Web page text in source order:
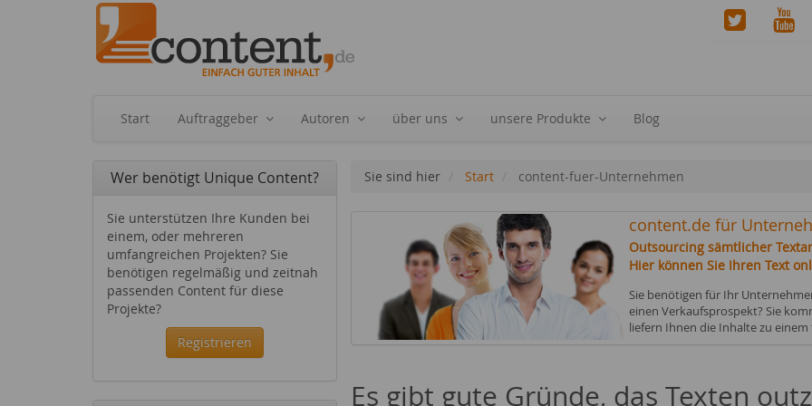
Start Auftraggeber Autoren über uns unsere Produkte Blog
Wer benötigt Unique Content?
Sie unterstützen Ihre Kunden bei
einem, oder mehreren
umfangreichen Projekten? Sie
benötigen regelmäßig und zeitnah
passenden Content für diese
Projekte?
Registrieren
Sie sind hier Start content-fuer-Unternehmen
content.de für
Outsourcing sämtlicher
Hier können Sie Ihren Text
Sie benötigen für Ihr
einen Verkaufsprospekt? Sie
liefern Ihnen die Inhalte zu
Es gibt gute Gründe, das Texten